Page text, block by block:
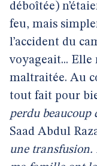
déboîtée)
feu, mais
l’accident du
voyageait... Elle
maltraitée. Au
tout fait pour
perdu beaucoup
Saad Abdul
une transfusion.